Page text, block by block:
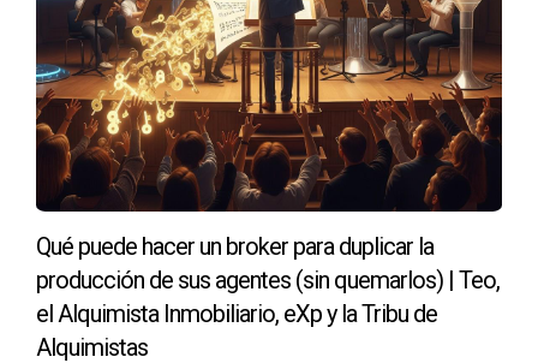
#TeoElAlquimistaInmobiliario #comprar casa
Qué puede hacer un broker para duplicar la
producción de sus agentes (sin quemarlos) | Teo,
el Alquimista Inmobiliario, eXp y la Tribu de
Alquimistas